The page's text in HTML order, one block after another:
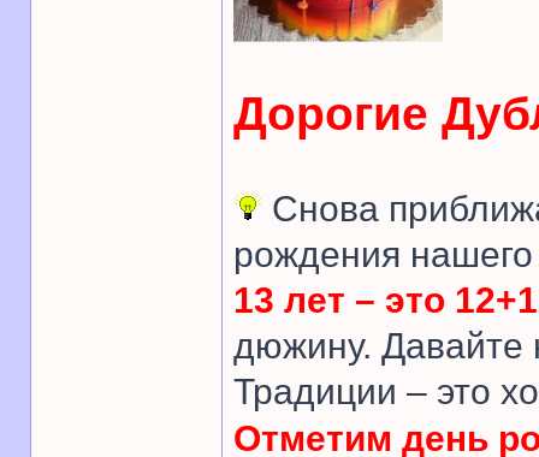
Дорогие
Снова
рождения
13 лет – это
дюжину. Давайте
Традиции – это
Отметим день